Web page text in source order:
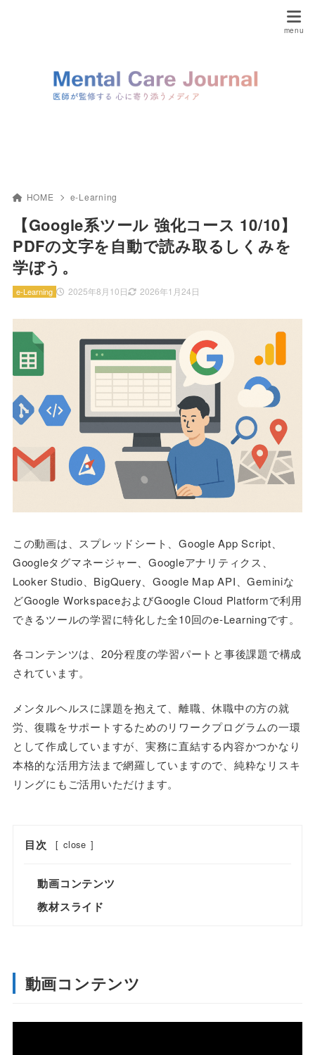
HOME e-Learning
【Google系ツール 強化コース 10/10】
PDFの文字を自動で読み取るしくみを
学ぼう。
2025年8月10日 2026年1月24日
e-Learning
この動画は、スプレッドシート、Google App Script、
Googleタグマネージャー、Googleアナリティクス、
Looker Studio、BigQuery、Google Map API、Geminiな
どGoogle WorkspaceおよびGoogle Cloud Platformで利用
できるツールの学習に特化した全10回のe-Learningです。
各コンテンツは、20分程度の学習パートと事後課題で構成
されています。
メンタルヘルスに課題を抱えて、離職、休職中の方の就
労、復職をサポートするためのリワークプログラムの一環
として作成していますが、実務に直結する内容かつかなり
本格的な活用方法まで網羅していますので、純粋なリスキ
リングにもご活用いただけます。
目次 [ close ]
動画コンテンツ
教材スライド
動画コンテンツ